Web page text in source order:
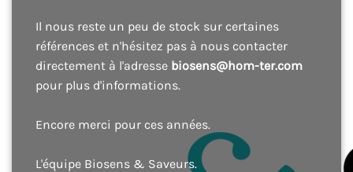
Il nous reste un peu de stock sur certaines
références et n'hésitez pas à nous contacter
directement à l'adresse biosens@hom-ter.com
pour plus d'informations.
Encore merci pour ces années.
L'équipe Biosens & Saveurs.